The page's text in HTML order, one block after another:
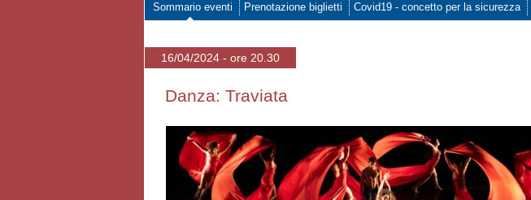
Sommario eventi Prenotazione biglietti Covid19 - concetto per la sicurezza
16/04/2024 - ore 20.30
Danza: Traviata